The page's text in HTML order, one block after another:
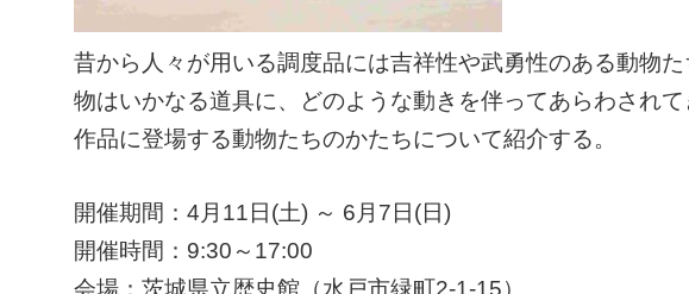
昔から人々が用いる調度品には吉祥性や武勇性のある動物
物はいかなる道具に、どのような動きを伴ってあらわされ
作品に登場する動物たちのかたちについて紹介する。
開催期間：4月11日(土) ～ 6月7日(日)
開催時間：9:30～17:00
会場：茨城県立歴史館（水戸市緑町2-1-15）